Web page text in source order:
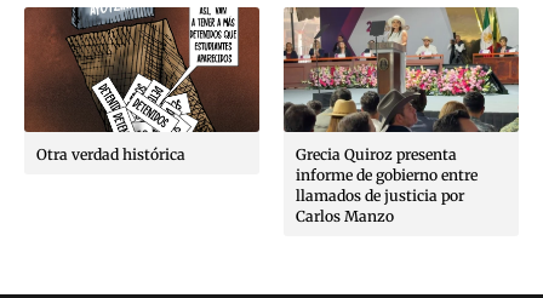
Otra verdad histórica
Grecia Quiroz presenta
informe de gobierno entre
llamados de justicia por
Carlos Manzo